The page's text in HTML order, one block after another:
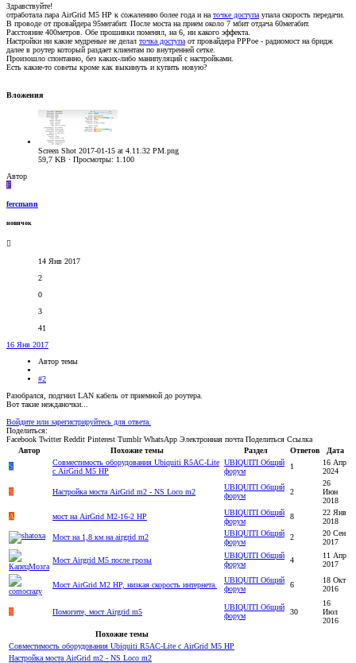
Здравствуйте!
отработала пара AirGrid M5 HP к сожалению более года и на точке доступа упала скорость передачи.
В проводе от провайдера 95мегабит. После моста на прием около 7 мбит отдача 60мегабит.
Расстояние 400метров. Обе прошивки поменял, на 6, ни какого эффекта.
Настройки ни какие мудреные не делал точка доступа от провайдера PPPoe - радиомост на бридж
далее в роутер который раздает клиентам по внутренней сетке.
Произошло спонтанно, без каких-либо манипуляций с настройками.
Есть какие-то советы кроме как выкинуть и купить новую?
Вложения
Screen Shot 2017-01-15 at 4.11.32 PM.png
59,7 KB · Просмотры: 1.100
Автор
F
fercmann
новичок
14 Янв 2017
2
0
3
41
16 Янв 2017
Автор темы
#2
Разобрался, подгнил LAN кабель от приемной до роутера.
Вот такие нежданочки...
Войдите или зарегистрируйтесь для ответа.
Поделиться:
Facebook Twitter Reddit Pinterest Tumblr WhatsApp Электронная почта Поделиться Ссылка
Автор
Похожие темы Раздел Ответов
Дата
S
Совместимость оборудования Ubiquiti R5AC-Lite
с AirGrid M5 HP
UBIQUITI Общий
форум
1
16 Апр
2024
S Настройка моста AirGrid m2 - NS Loco m2
UBIQUITI Общий
форум
2
26
Июн
2018
A
мост на AirGrid M2-16-2 HP
UBIQUITI Общий
форум
8
22 Янв
2018
Мост на 1,8 км на airgrid m2
UBIQUITI Общий
форум
2
20 Сен
2017
Мост Airgrid M5 после грозы
UBIQUITI Общий
форум
4
11 Апр
2017
Мост AirGrid M2 HP, низкая скорость интернета.
UBIQUITI Общий
форум
6
18 Окт
2016
S Помогите, мост Airgrid m5
UBIQUITI Общий
форум
30
16
Июл
2016
Похожие темы
Совместимость оборудования Ubiquiti R5AC-Lite с AirGrid M5 HP
Настройка моста AirGrid m2 - NS Loco m2